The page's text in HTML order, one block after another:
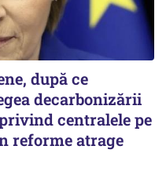
după ce
decarbonizării
centralele pe
reforme atrage